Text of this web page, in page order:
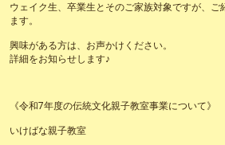
ウェイク生、卒業生とそのご家族対象ですが、ご
ます。
興味がある方は、お声かけください。
詳細をお知らせします♪
《令和7年度の伝統文化親子教室事業について》
いけばな親子教室